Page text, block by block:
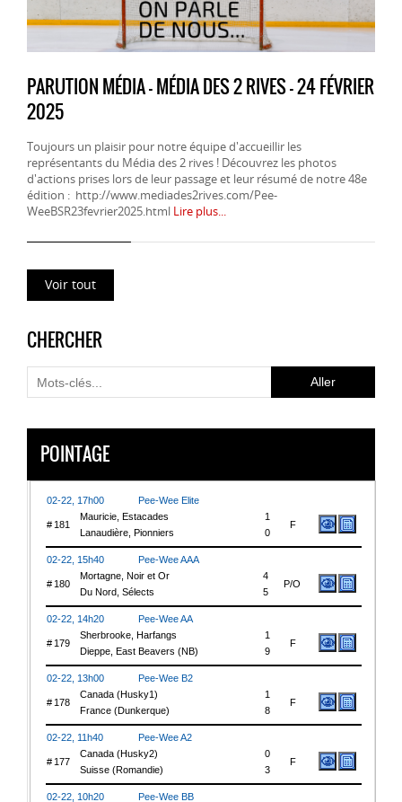
PARUTION MÉDIA - MÉDIA DES 2 RIVES - 24 FÉVRIER
2025
Toujours un plaisir pour notre équipe d'accueillir les
représentants du Média des 2 rives ! Découvrez les photos
d'actions prises lors de leur passage et leur résumé de notre 48e
édition : http://www.mediades2rives.com/Pee-
WeeBSR23fevrier2025.html Lire plus...
Voir tout
CHERCHER
POINTAGE